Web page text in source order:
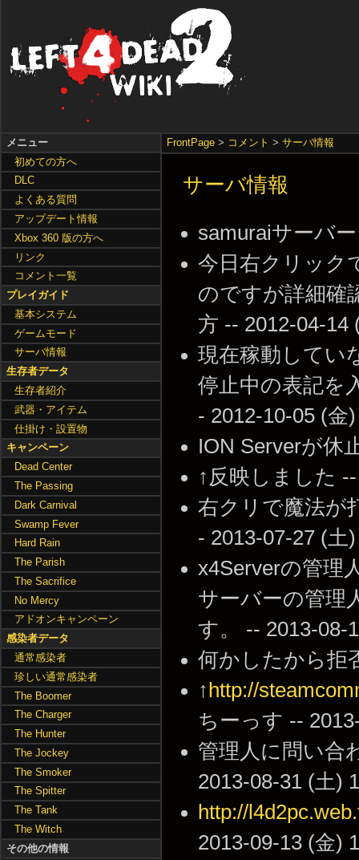
FrontPage > コメント >サーバ情報
サーバ情報
samuraiサーバ
今日右クリック
のですが詳細確
方 -- 2012-04-14
現在稼動してい
停止中の表記を
- 2012-10-05 (金
ION Serverが休
↑反映しました
右クリで魔法
- 2013-07-27 (土
x4Serverの管理
サーバーの管理
す。 -- 2013-08-
何かしたから拒
↑ http://
ちーっす --
管理人に問い合
2013-08-31 (土)
http://
2013-09-13 (金)
メニュー
初めての方へ
DLC
よくある質問
アップデート情報
Xbox 360 版の方へ
リンク
コメント一覧
プレイガイド
基本システム
ゲームモード
サーバ情報
生存者データ
生存者紹介
武器・アイテム
仕掛け・設置物
キャンペーン
Dead Center
The Passing
Dark Carnival
Swamp Fever
Hard Rain
The Parish
The Sacrifice
No Mercy
アドオンキャンペーン
感染者データ
通常感染者
珍しい通常感染者
The Boomer
The Charger
The Hunter
The Jockey
The Smoker
The Spitter
The Tank
The Witch
その他の情報